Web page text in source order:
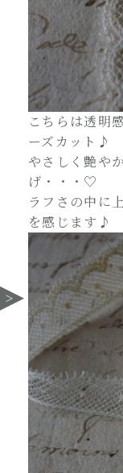
こちらは透明
ーズカット♪
やさしく艶や
げ・・・♡
ラフさの中に
を感じます♪